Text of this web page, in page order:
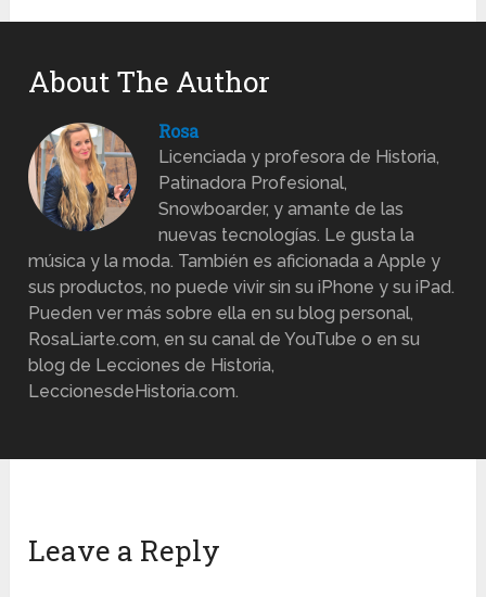
About The Author
Rosa
Licenciada y profesora de Historia,
Patinadora Profesional,
Snowboarder, y amante de las
nuevas tecnologías. Le gusta la
música y la moda. También es aficionada a Apple y
sus productos, no puede vivir sin su iPhone y su iPad.
Pueden ver más sobre ella en su blog personal,
RosaLiarte.com, en su canal de YouTube o en su
blog de Lecciones de Historia,
LeccionesdeHistoria.com.
Leave a Reply